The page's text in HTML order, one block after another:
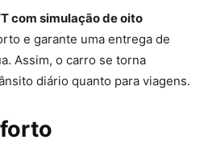
com simulação de oito
e garante uma entrega de
Assim, o carro se torna
diário quanto para viagens.